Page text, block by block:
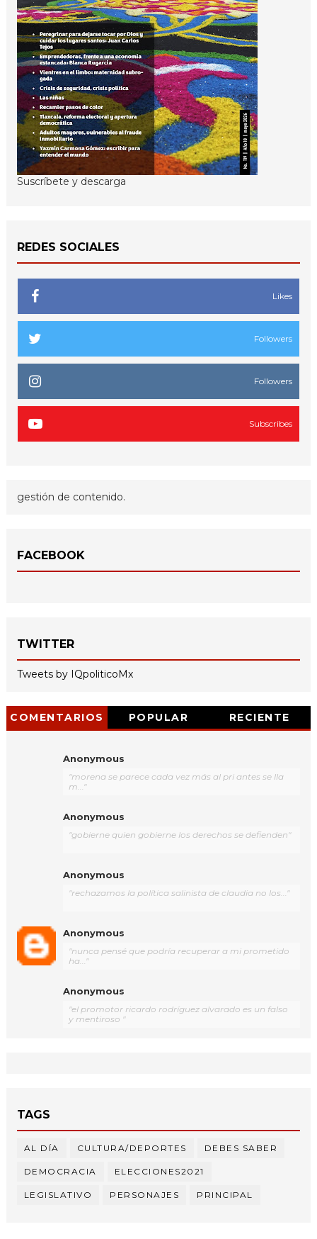
Suscríbete y descarga
REDES SOCIALES
Likes
Followers
Followers
Subscribes
gestión de contenido.
FACEBOOK
TWITTER
Tweets by IQpoliticoMx
COMENTARIOS POPULAR RECIENTE
Anonymous
"morena se parece cada vez más al pri antes se lla
m..."
Anonymous
"gobierne quien gobierne los derechos se defienden"
Anonymous
"rechazamos la política salinista de claudia no los..."
Anonymous
"nunca pensé que podría recuperar a mi prometido
ha..."
Anonymous
"el promotor ricardo rodríguez alvarado es un falso
y mentiroso "
TAGS
AL DÍA CULTURA/DEPORTES DEBES SABER
DEMOCRACIA ELECCIONES2021
LEGISLATIVO PERSONAJES PRINCIPAL